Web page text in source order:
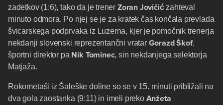
zadetkov (1:6), tako da je trener Zoran Jovičićzahteval
minuto odmora. Po njej se je za kratek čas končala prevlada
švicarskega podprvaka iz Luzerna, kjer je pomočnik trenerja
nekdanji slovenski reprezentančni vratar Gorazd Škof,
športni direktor pa Nik Tominec, sin nekdanjega selektorja
Matjaža.
Rokometaši iz Šaleške doline so se v 15. minuti približali na
dva gola zaostanka (9:11) in imeli preko Anžeta